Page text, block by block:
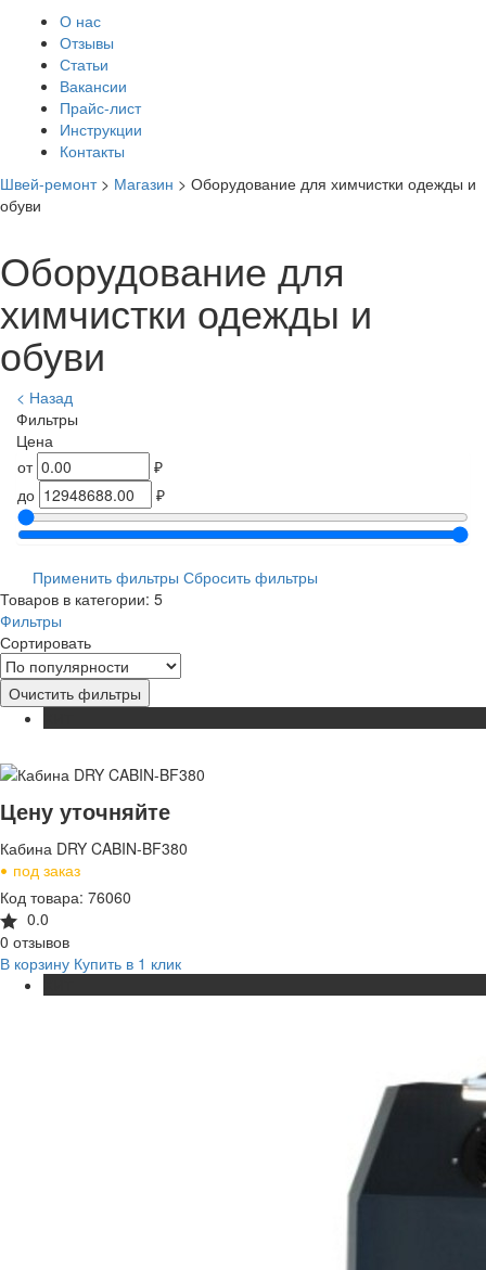
О нас
Отзывы
Статьи
Вакансии
Прайс-лист
Инструкции
Контакты
Швей-ремонт> Магазин > Оборудование для химчистки одежды и
обуви
Оборудование для
химчистки одежды и
обуви
< Назад
Фильтры
Цена
от
₽
до
₽
Применить фильтры Сбросить фильтры
Товаров в категории: 5
Фильтры
Сортировать
Очистить фильтры
Цену уточняйте
Кабина DRY CABIN-BF380
• под заказ
Код товара: 76060
0.0
0 отзывов
В корзину Купить в 1 клик